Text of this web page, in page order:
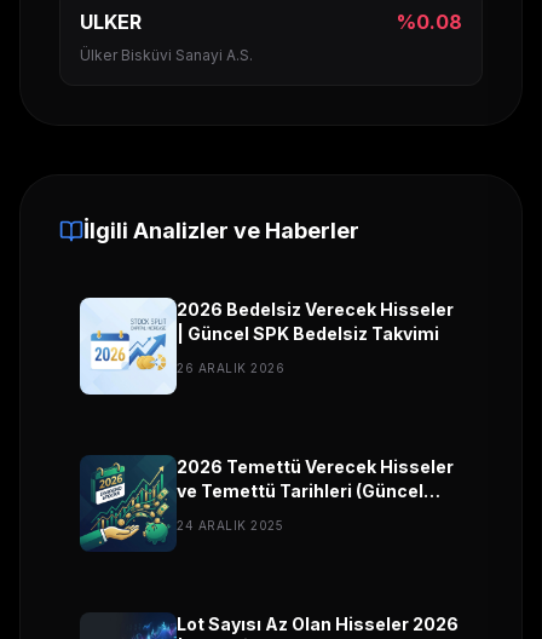
ULKER %0.08
Ülker Bisküvi Sanayi A.S.
İlgili Analizler ve Haberler
2026 Bedelsiz Verecek Hisseler
| Güncel SPK Bedelsiz Takvimi
26 ARALIK 2026
2026 Temettü Verecek Hisseler
ve Temettü Tarihleri (Güncel
24 ARALIK 2025
Lot Sayısı Az Olan Hisseler 2026